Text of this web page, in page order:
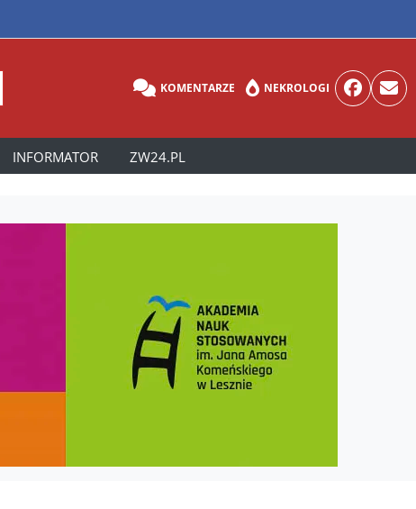
KOMENTARZE NEKROLOGI
INFORMATOR ZW24.PL